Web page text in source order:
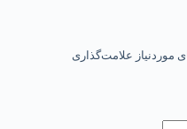
موردنیاز علامت‌گذاری